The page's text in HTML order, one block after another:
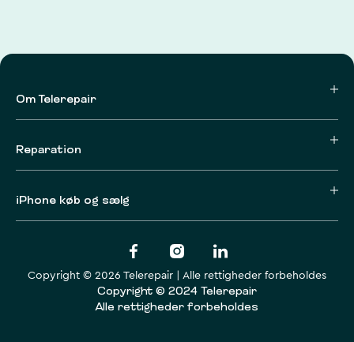
Om Telerepair
Reparation
iPhone køb og sælg
Copyright © 2026 Telerepair | Alle rettigheder forbeholdes
Copyright © 2024 Telerepair
Alle rettigheder forbeholdes